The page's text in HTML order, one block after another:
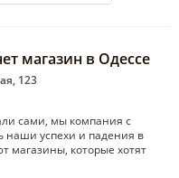
магазин в Одессе
123
сами, мы компания с
наши успехи и падения в
магазины, которые хотят